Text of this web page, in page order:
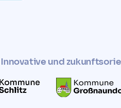
Innovative und